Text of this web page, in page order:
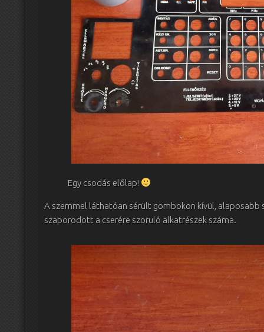
Egy csodás előlap!
A szemmel láthatóan sérült gombokon kívül, alaposabb
szaporodott a cserére szoruló alkatrészek száma.